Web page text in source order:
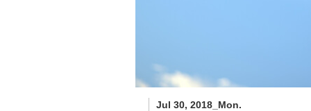
Jul 30, 2018_Mon.